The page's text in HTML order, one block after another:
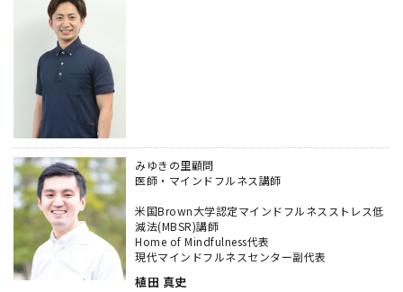
みゆきの里顧問
医師・マインドフルネス講師
米国Brown大学認定マインドフルネスストレス低
減法(MBSR)講師
Home of Mindfulness代表
現代マインドフルネスセンター副代表
植田 真史